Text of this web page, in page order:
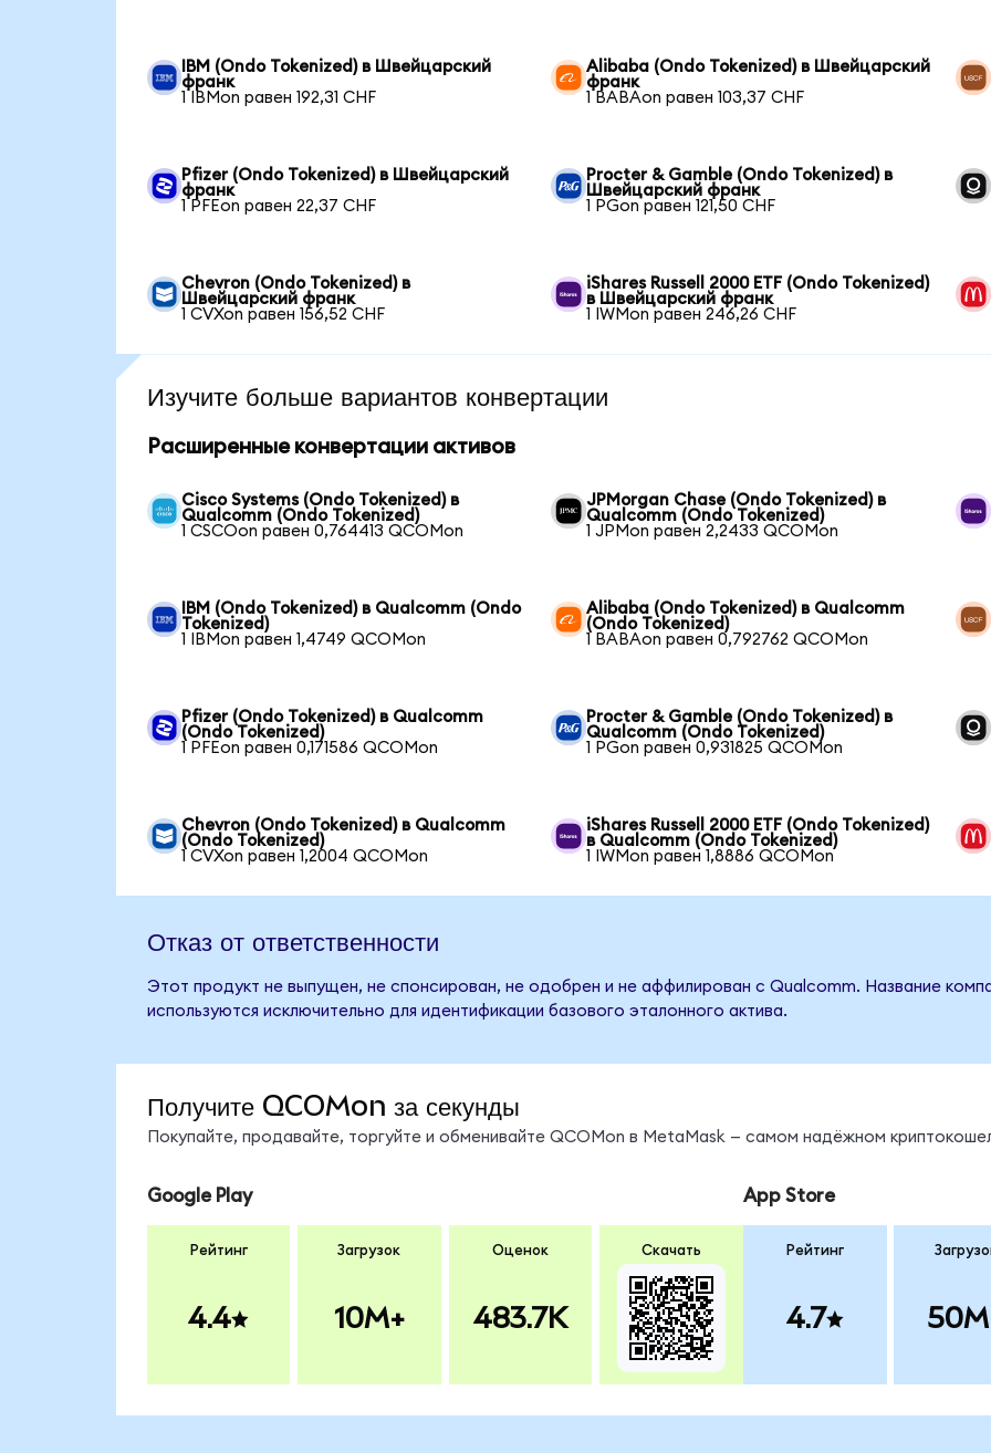
IBM (Ondo Tokenized) в Швейцарский
франк
1 IBMon равен 192,31 CHF
Alibaba (Ondo Tokenized) в Швейцарский
франк
1 BABAon равен 103,37 CHF
Pfizer (Ondo Tokenized) в Швейцарский
франк
1 PFEon равен 22,37 CHF
Procter & Gamble (Ondo Tokenized) в
Швейцарский франк
1 PGon равен 121,50 CHF
Chevron (Ondo Tokenized) в
Швейцарский франк
1 CVXon равен 156,52 CHF
iShares Russell 2000 ETF (Ondo Tokenized)
в Швейцарский франк
1 IWMon равен 246,26 CHF
Изучите больше вариантов конвертации
Расширенные конвертации активов
Cisco Systems (Ondo Tokenized) в
Qualcomm (Ondo Tokenized)
1 CSCOon равен 0,764413 QCOMon
JPMorgan Chase (Ondo Tokenized) в
Qualcomm (Ondo Tokenized)
1 JPMon равен 2,2433 QCOMon
IBM (Ondo Tokenized) в Qualcomm (Ondo
Tokenized)
1 IBMon равен 1,4749 QCOMon
Alibaba (Ondo Tokenized) в Qualcomm
(Ondo Tokenized)
1 BABAon равен 0,792762 QCOMon
Pfizer (Ondo Tokenized) в Qualcomm
(Ondo Tokenized)
1 PFEon равен 0,171586 QCOMon
Procter & Gamble (Ondo Tokenized) в
Qualcomm (Ondo Tokenized)
1 PGon равен 0,931825 QCOMon
Chevron (Ondo Tokenized) в Qualcomm
(Ondo Tokenized)
1 CVXon равен 1,2004 QCOMon
iShares Russell 2000 ETF (Ondo Tokenized)
в Qualcomm (Ondo Tokenized)
1 IWMon равен 1,8886 QCOMon
Отказ от ответственности
Этот продукт не выпущен, не спонсирован, не одобрен и не аффилирован с Qualcomm. Название
используются исключительно для идентификации базового эталонного актива.
Получите QCOMon за секунды
Покупайте, продавайте, торгуйте и обменивайте QCOMon в MetaMask — самом надёжном
Google Play
Рейтинг
4.4
Загрузок
10M+
Оценок
483.7K
Скачать
App Store
Рейтинг
4.7